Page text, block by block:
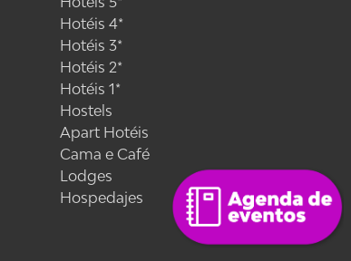
Hotéis 4*
Hotéis 3*
Hotéis 2*
Hotéis 1*
Hostels
Apart Hotéis
Cama e Café
Lodges
Hospedajes